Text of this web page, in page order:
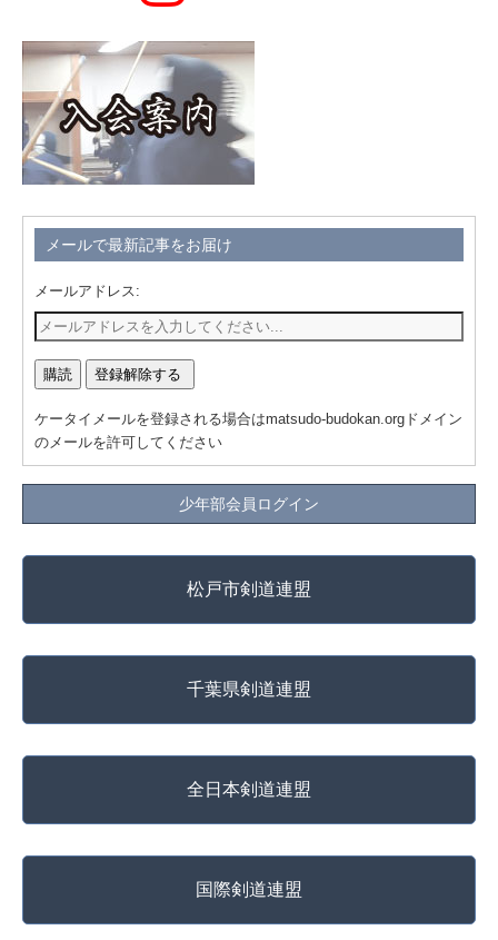
メールで最新記事をお届け
メールアドレス:
ケータイメールを登録される場合はmatsudo-budokan.orgドメイン
のメールを許可してください
少年部会員ログイン
松戸市剣道連盟
千葉県剣道連盟
全日本剣道連盟
国際剣道連盟